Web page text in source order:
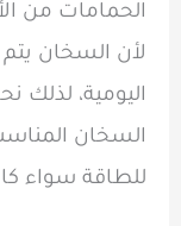
الحمامات من
لأن السخان
اليومية، لذلك
السخان
للطاقة سواء